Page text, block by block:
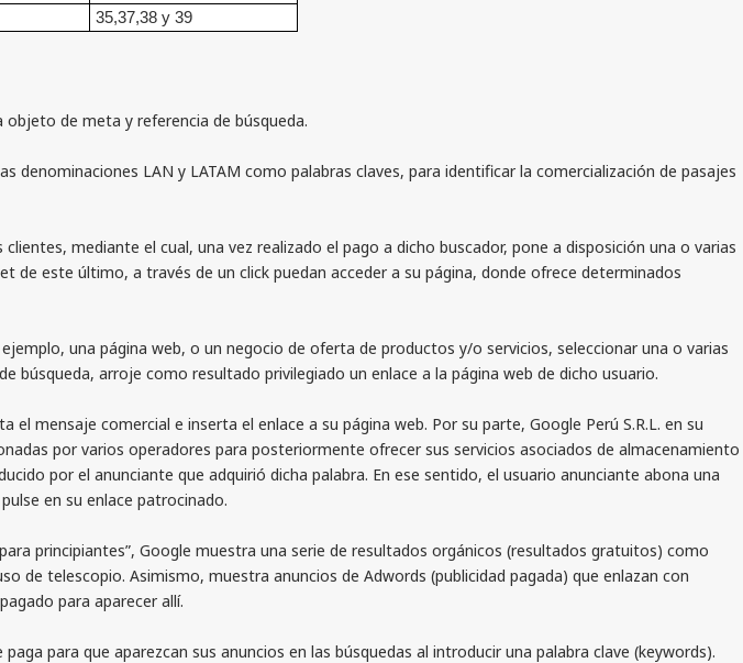
35,37,38 y 39
de meta y referencia de búsqueda.
LAN y LATAM como palabras claves, para identificar la comercialización de pasajes
mediante el cual, una vez realizado el pago a dicho buscador, pone a disposición una o varias
de este último, a través de un click puedan acceder a su página, donde ofrece determinados
una página web, o un negocio de oferta de productos y/o servicios, seleccionar una o varias
búsqueda, arroje como resultado privilegiado un enlace a la página web de dicho usuario.
comercial e inserta el enlace a su página web. Por su parte, Google Perú S.R.L. en su
por varios operadores para posteriormente ofrecer sus servicios asociados de almacenamiento
por el anunciante que adquirió dicha palabra. En ese sentido, el usuario anunciante abona una
en su enlace patrocinado.
principiantes”, Google muestra una serie de resultados orgánicos (resultados gratuitos) como
de telescopio. Asimismo, muestra anuncios de Adwords (publicidad pagada) que enlazan con
para aparecer allí.
para que aparezcan sus anuncios en las búsquedas al introducir una palabra clave (keywords).